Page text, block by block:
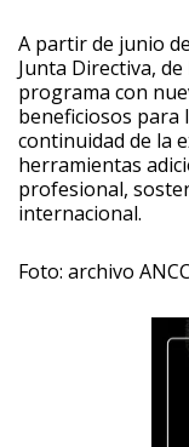
A partir de junio
Junta Directiva,
programa con
beneficiosos para
continuidad de la
herramientas
profesional,
internacional.
Foto: archivo